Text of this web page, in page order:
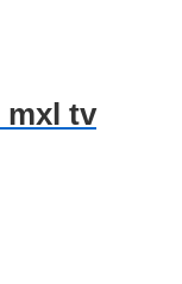
mxl tv